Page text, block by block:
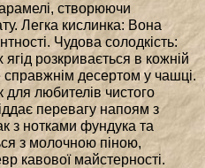
створюючи
Легка кислинка: Вона
Чудова солодкість:
розкривається в кожній
десертом у чашці.
для любителів чистого
перевагу напоям з
з нотками фундука та
з молочною піною,
кавової майстерності.